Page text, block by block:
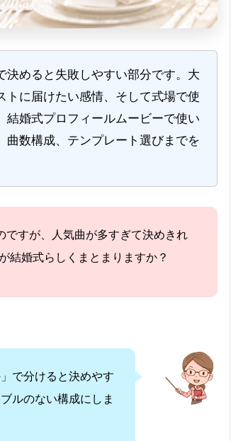
決めると失敗しやすい部分です。大
に届けたい感情、そして式場で使
結婚式プロフィールムービーで使い
数構成、テンプレート選びまでを
ですが、人気曲が多すぎて決めきれ
結婚式らしくまとまりますか？
で分けると決めやす
ルのない構成にしま